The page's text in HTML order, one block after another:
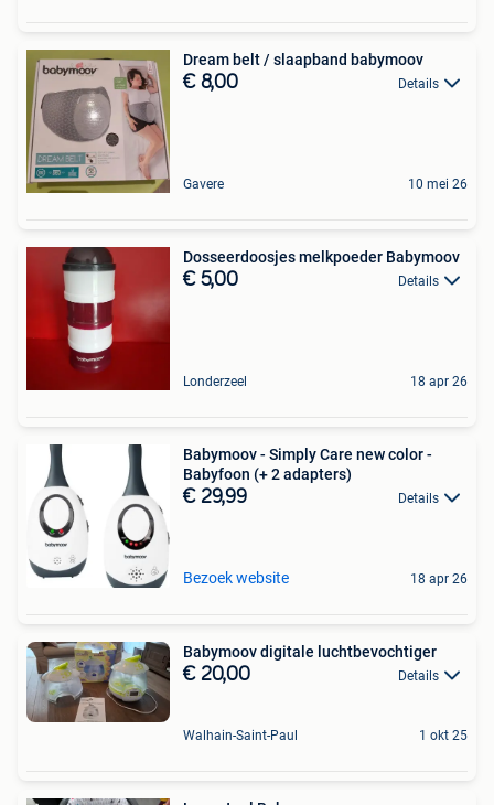
Dream belt / slaapband babymoov
€ 8,00 Details
Gavere 10 mei 26
Dosseerdoosjes melkpoeder Babymoov
€ 5,00 Details
Londerzeel 18 apr 26
Babymoov - Simply Care new color -
Babyfoon (+ 2 adapters)
€ 29,99 Details
Bezoek website 18 apr 26
Babymoov digitale luchtbevochtiger
€ 20,00 Details
Walhain-Saint-Paul 1 okt 25